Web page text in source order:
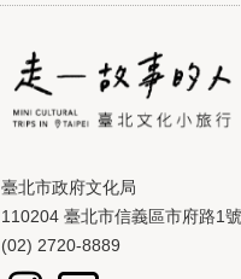
臺北市政府文化局
110204 臺北市信義區市府路1
(02) 2720-8889